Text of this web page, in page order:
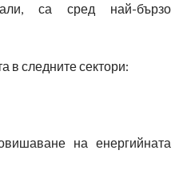
са сред най-бързо
в следните сектори:
на енергийната